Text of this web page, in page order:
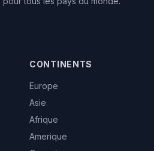
CONTINENTS
Europe
Asie
Afrique
Amerique